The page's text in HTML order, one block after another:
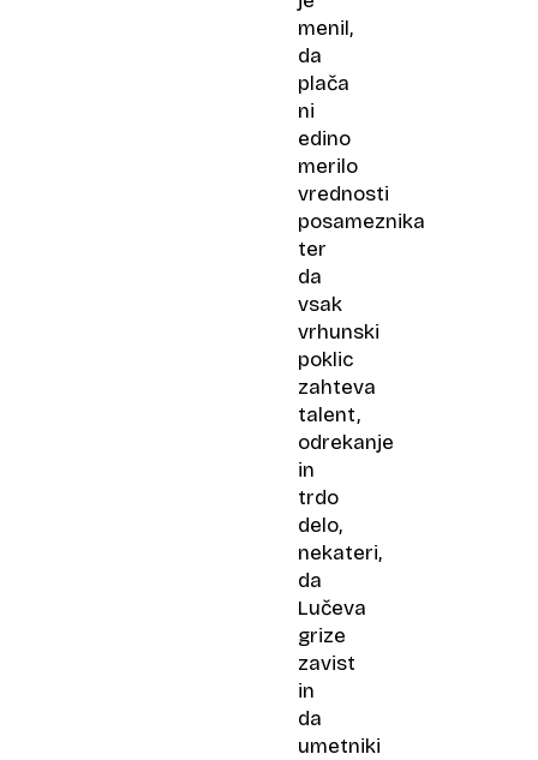
menil,
da
plača
ni
edino
merilo
vrednosti
posameznika
ter
da
vsak
vrhunski
poklic
zahteva
talent,
odrekanje
in
trdo
delo,
nekateri,
da
Lučeva
grize
zavist
in
da
umetniki